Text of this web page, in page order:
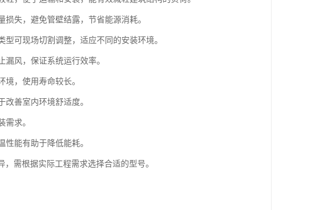
失，避免管壁结露，节省能源消耗。
可现场切割调整，适应不同的安装环境。
风，保证系统运行效率。
，使用寿命较长。
善室内环境舒适度。
需求。
能有助于降低能耗。
需根据实际工程需求选择合适的型号。